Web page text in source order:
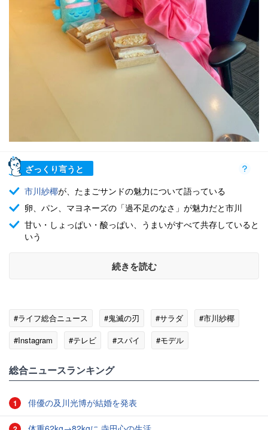
ざっくり言うと
市川紗椰が、たまごサンドの魅力について語っている
卵、パン、マヨネーズの「過不足のなさ」が魅力だと市川
甘い・しょっぱい・酸っぱい、うまいがすべて共存していると
いう
続きを読む
#ライフ総合ニュース #鬼滅の刃 #サラダ
#市川紗椰
#Instagram
#テレビ #スパイ #モデル
総合ニュースランキング
1 俳優の及川光博が結婚を発表